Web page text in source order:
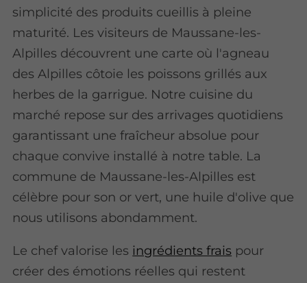
simplicité des produits cueillis à pleine
maturité. Les visiteurs de Maussane-les-
Alpilles découvrent une carte où l'agneau
des Alpilles côtoie les poissons grillés aux
herbes de la garrigue. Notre cuisine du
marché repose sur des arrivages quotidiens
garantissant une fraîcheur absolue pour
chaque convive installé à notre table. La
commune de Maussane-les-Alpilles est
célèbre pour son or vert, une huile d'olive que
nous utilisons abondamment.
Le chef valorise les ingrédients frais pour
créer des émotions réelles qui restent